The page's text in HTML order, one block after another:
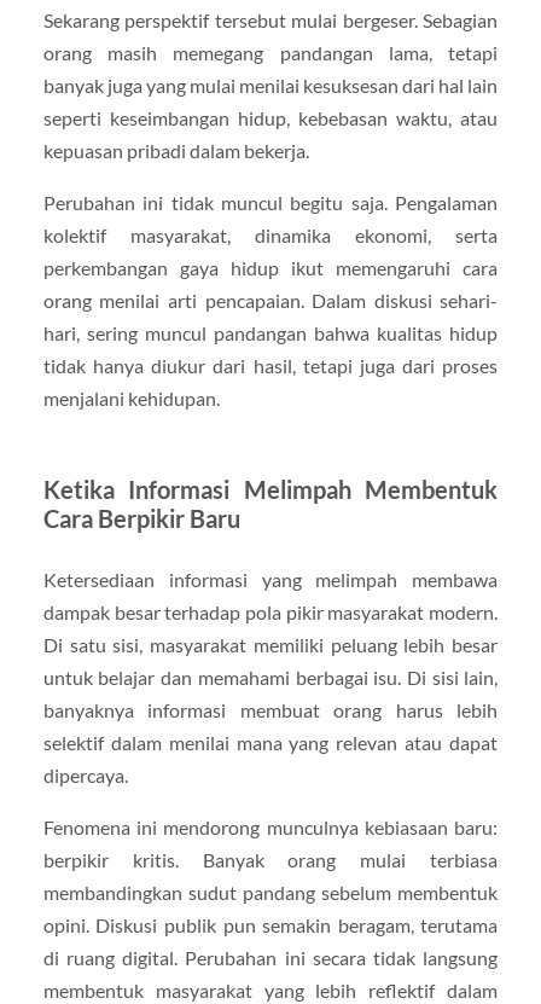
Sekarang perspektif tersebut mulai bergeser. Sebagian
orang masih memegang pandangan lama, tetapi
banyak juga yang mulai menilai kesuksesan dari hal lain
seperti keseimbangan hidup, kebebasan waktu, atau
kepuasan pribadi dalam bekerja.
Perubahan ini tidak muncul begitu saja. Pengalaman
kolektif masyarakat, dinamika ekonomi, serta
perkembangan gaya hidup ikut memengaruhi cara
orang menilai arti pencapaian. Dalam diskusi sehari-
hari, sering muncul pandangan bahwa kualitas hidup
tidak hanya diukur dari hasil, tetapi juga dari proses
menjalani kehidupan.
Ketika Informasi Melimpah Membentuk
Cara Berpikir Baru
Ketersediaan informasi yang melimpah membawa
dampak besar terhadap pola pikir masyarakat modern.
Di satu sisi, masyarakat memiliki peluang lebih besar
untuk belajar dan memahami berbagai isu. Di sisi lain,
banyaknya informasi membuat orang harus lebih
selektif dalam menilai mana yang relevan atau dapat
dipercaya.
Fenomena ini mendorong munculnya kebiasaan baru:
berpikir kritis. Banyak orang mulai terbiasa
membandingkan sudut pandang sebelum membentuk
opini. Diskusi publik pun semakin beragam, terutama
di ruang digital. Perubahan ini secara tidak langsung
membentuk masyarakat yang lebih reflektif dalam